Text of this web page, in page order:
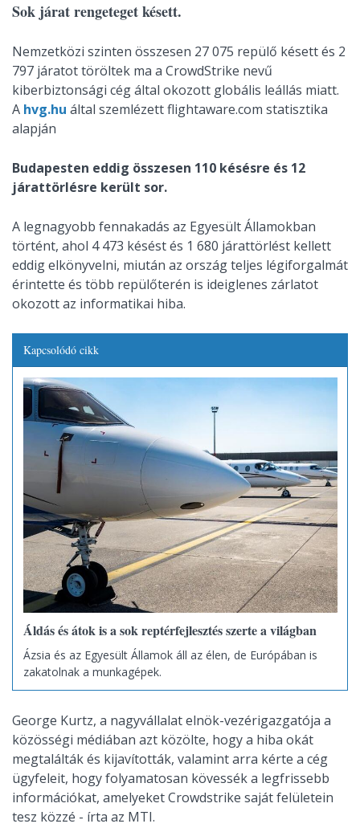
Sok járat rengeteget késett.
Nemzetközi szinten összesen 27 075 repülő késett és 2
797 járatot töröltek ma a CrowdStrike nevű
kiberbiztonsági cég által okozott globális leállás miatt.
A hvg.hu által szemlézett flightaware.com statisztika
alapján
Budapesten eddig összesen 110 késésre és 12
járattörlésre került sor.
A legnagyobb fennakadás az Egyesült Államokban
történt, ahol 4 473 késést és 1 680 járattörlést kellett
eddig elkönyvelni, miután az ország teljes légiforgalmát
érintette és több repülőterén is ideiglenes zárlatot
okozott az informatikai hiba.
Kapcsolódó cikk
Áldás és átok is a sok reptérfejlesztés szerte a világban
Ázsia és az Egyesült Államok áll az élen, de Európában is
zakatolnak a munkagépek.
George Kurtz, a nagyvállalat elnök-vezérigazgatója a
közösségi médiában azt közölte, hogy a hiba okát
megtalálták és kijavították, valamint arra kérte a cég
ügyfeleit, hogy folyamatosan kövessék a legfrissebb
információkat, amelyeket Crowdstrike saját felületein
tesz közzé - írta az MTI.